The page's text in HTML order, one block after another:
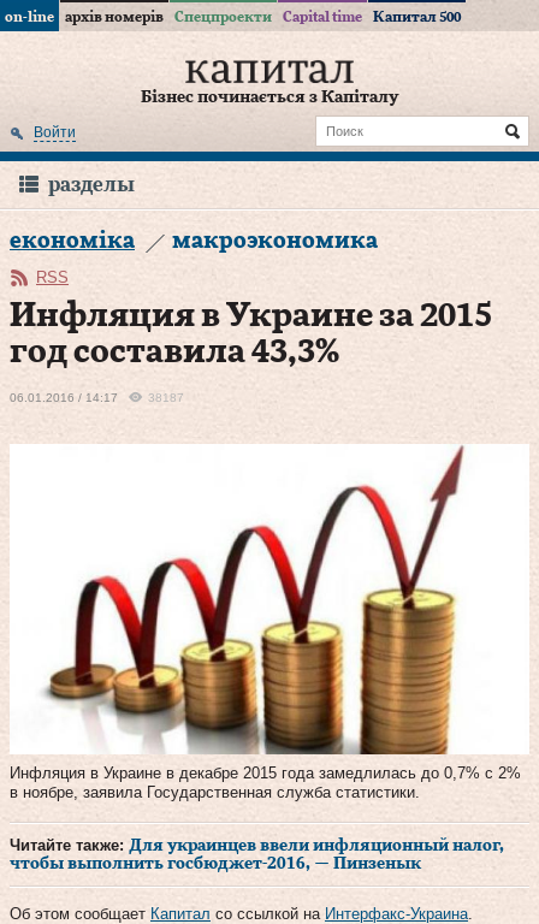
on-line архів номерів Спецпроекти Capital time Капитал 500
Бізнес починається з Капіталу
Войти
разделы
економіка макроэкономика
RSS
Инфляция в Украине за 2015
год составила 43,3%
06.01.2016 / 14:17 38187
Инфляция в Украине в декабре 2015 года замедлилась до 0,7% с 2%
в ноябре, заявила Государственная служба статистики.
Читайте также: Для украинцев ввели инфляционный налог,
чтобы выполнить госбюджет-2016, — Пинзенык
Об этом сообщает Капитал со ссылкой на Интерфакс-Украина